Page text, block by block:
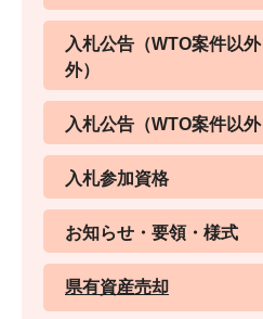
入札公告（WTO案件以
外）
入札公告（WTO案件以外
入札参加資格
お知らせ・要領・様式
県有資産売却